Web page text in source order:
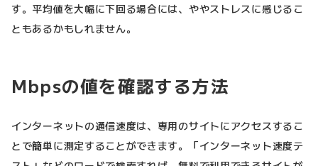
す。平均値を大幅に下回る場合には、ややストレスに感じるこ
ともあるかもしれません。
Mbpsの値を確認する方法
インターネットの通信速度は、専用のサイトにアクセスするこ
とで簡単に測定することができます。「インターネット速度テ